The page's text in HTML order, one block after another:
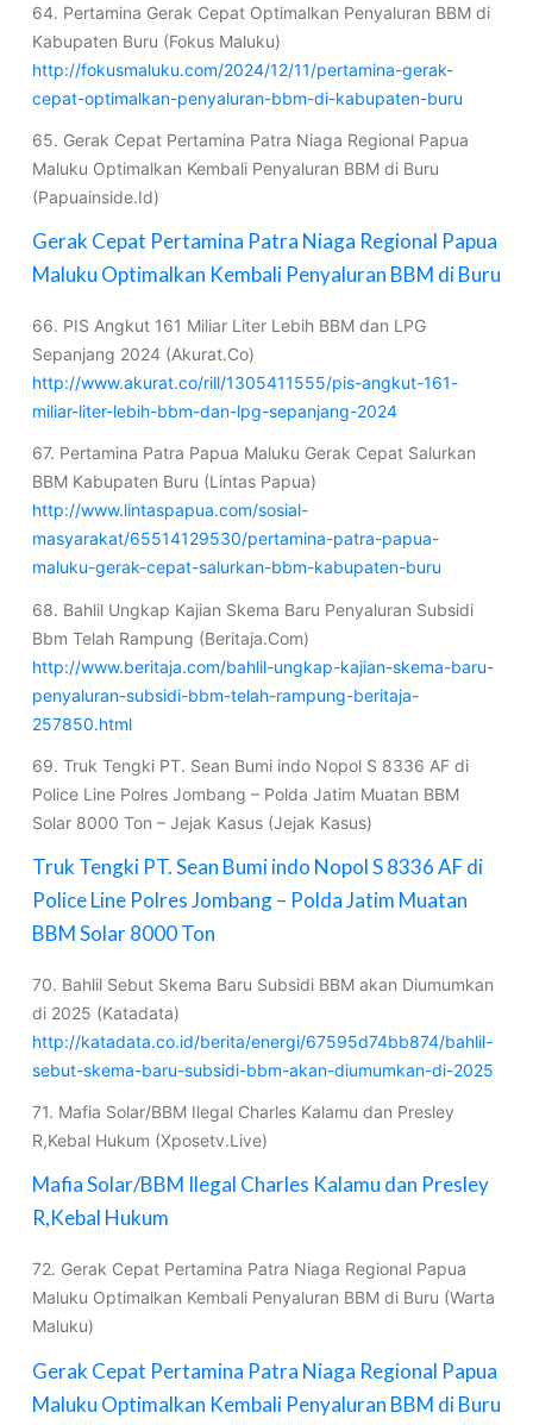
64. Pertamina Gerak Cepat Optimalkan Penyaluran BBM di
Kabupaten Buru (Fokus Maluku)
http://fokusmaluku.com/2024/12/11/pertamina-gerak-
cepat-optimalkan-penyaluran-bbm-di-kabupaten-buru
65. Gerak Cepat Pertamina Patra Niaga Regional Papua
Maluku Optimalkan Kembali Penyaluran BBM di Buru
(Papuainside.Id)
Gerak Cepat Pertamina Patra Niaga Regional Papua
Maluku Optimalkan Kembali Penyaluran BBM di Buru
66. PIS Angkut 161 Miliar Liter Lebih BBM dan LPG
Sepanjang 2024 (Akurat.Co)
http://www.akurat.co/rill/1305411555/pis-angkut-161-
miliar-liter-lebih-bbm-dan-lpg-sepanjang-2024
67. Pertamina Patra Papua Maluku Gerak Cepat Salurkan
BBM Kabupaten Buru (Lintas Papua)
http://www.lintaspapua.com/sosial-
masyarakat/65514129530/pertamina-patra-papua-
maluku-gerak-cepat-salurkan-bbm-kabupaten-buru
68. Bahlil Ungkap Kajian Skema Baru Penyaluran Subsidi
Bbm Telah Rampung (Beritaja.Com)
http://www.beritaja.com/bahlil-ungkap-kajian-skema-baru-
penyaluran-subsidi-bbm-telah-rampung-beritaja-
257850.html
69. Truk Tengki PT. Sean Bumi indo Nopol S 8336 AF di
Police Line Polres Jombang – Polda Jatim Muatan BBM
Solar 8000 Ton – Jejak Kasus (Jejak Kasus)
Truk Tengki PT. Sean Bumi indo Nopol S 8336 AF di
Police Line Polres Jombang – Polda Jatim Muatan
BBM Solar 8000 Ton
70. Bahlil Sebut Skema Baru Subsidi BBM akan Diumumkan
di 2025 (Katadata)
http://katadata.co.id/berita/energi/67595d74bb874/bahlil-
sebut-skema-baru-subsidi-bbm-akan-diumumkan-di-2025
71. Mafia Solar/BBM Ilegal Charles Kalamu dan Presley
R,Kebal Hukum (Xposetv.Live)
Mafia Solar/BBM Ilegal Charles Kalamu dan Presley
R,Kebal Hukum
72. Gerak Cepat Pertamina Patra Niaga Regional Papua
Maluku Optimalkan Kembali Penyaluran BBM di Buru (Warta
Maluku)
Gerak Cepat Pertamina Patra Niaga Regional Papua
Maluku Optimalkan Kembali Penyaluran BBM di Buru